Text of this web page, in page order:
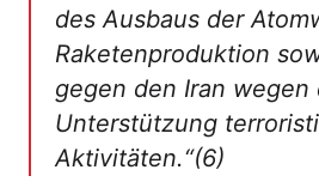
des Ausbaus der
Raketenproduktion
gegen den Iran wegen
Unterstützung
Aktivitäten.“(6)